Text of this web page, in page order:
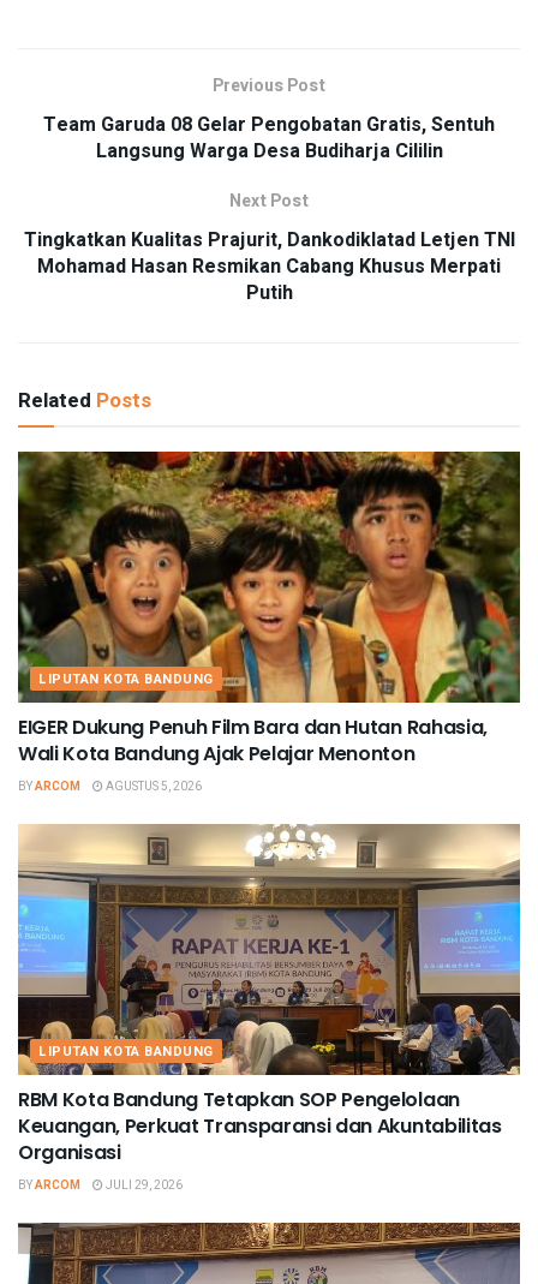
Previous Post
Team Garuda 08 Gelar Pengobatan Gratis, Sentuh
Langsung Warga Desa Budiharja Cililin
Next Post
Tingkatkan Kualitas Prajurit, Dankodiklatad Letjen TNI
Mohamad Hasan Resmikan Cabang Khusus Merpati
Putih
Related Posts
LIPUTAN KOTA BANDUNG
EIGER Dukung Penuh Film Bara dan Hutan Rahasia,
Wali Kota Bandung Ajak Pelajar Menonton
BYARCOM AGUSTUS 5, 2026
LIPUTAN KOTA BANDUNG
RBM Kota Bandung Tetapkan SOP Pengelolaan
Keuangan, Perkuat Transparansi dan Akuntabilitas
Organisasi
BYARCOM JULI 29, 2026